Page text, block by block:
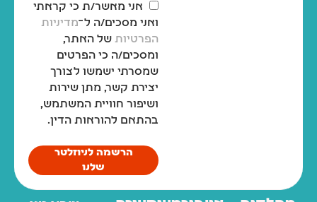
אני מאשר/ת כי קראתי
ואני מסכים/ה ל־מדיניות
הפרטיות של האתר,
ומסכים/ה כי הפרטים
שמסרתי ישמשו לצורך
יצירת קשר, מתן שירות
ושיפור חוויית המשתמש,
בהתאם להוראות הדין.
הרשמה לניוזלטר
שלנו